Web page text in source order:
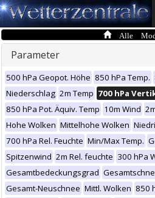
Alle
Parameter
500 hPa Geopot. Höhe 850 hPa Temp.
Niederschlag 2m Temp 700 hPa
850 hPa Pot. Äquiv. Temp 10m Wind
Hohe Wolken Mittelhohe Wolken
700 hPa Rel. Feuchte Min/Max Temp.
Spitzenwind 2m Rel. feuchte 300 hPa
Gesamtbedeckungsgrad
Gesamt-Neuschnee Mittl. Wolken 850